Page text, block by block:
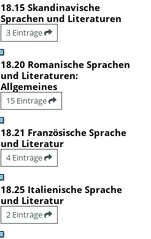
18.15 Skandinavische
Sprachen und Literaturen
3 Einträge
18.20 Romanische Sprachen
und Literaturen:
Allgemeines
15 Einträge
18.21 Französische Sprache
und Literatur
4 Einträge
18.25 Italienische Sprache
und Literatur
2 Einträge